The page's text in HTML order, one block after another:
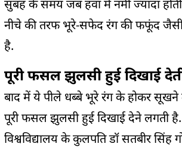
सुबह के समय जब हवा में नमी ज्यादा होती
नीचे की तरफ भूरे-सफेद रंग की फफूंद
है.
पूरी फसल झुलसी हुई दिखाई
बाद में ये पीले धब्बे भूरे रंग के होकर
पूरी फसल झुलसी हुई दिखाई देने लगती
विश्वविद्यालय के कुलपति डॉ सतबीर सिंह